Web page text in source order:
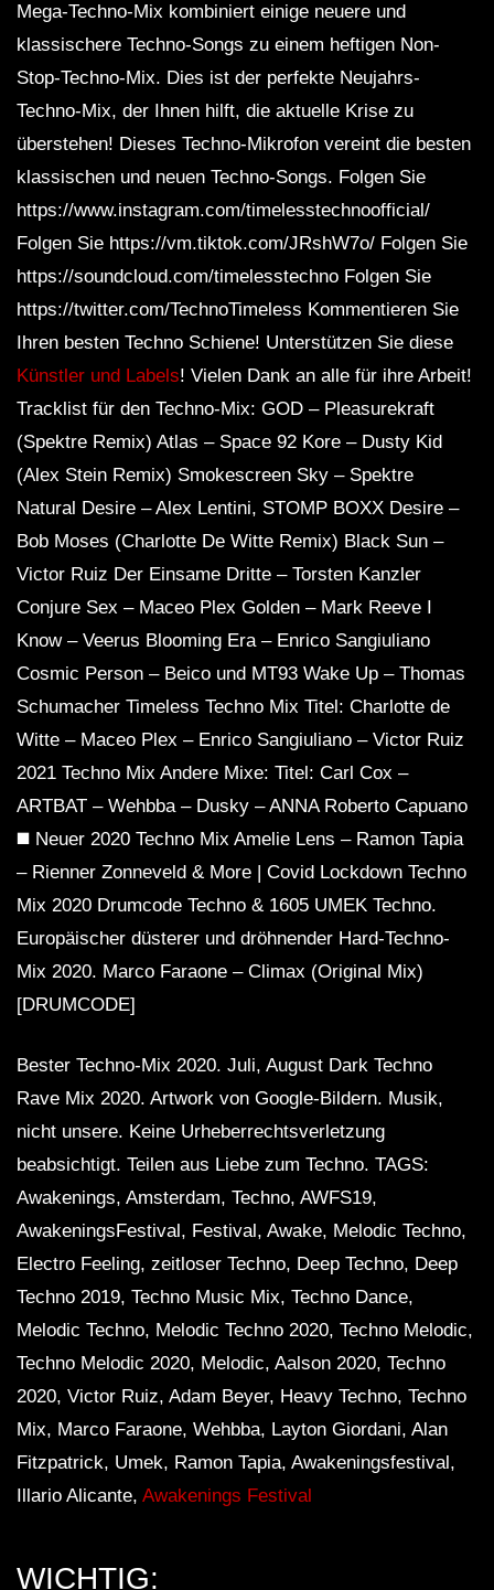
Mega-Techno-Mix kombiniert einige neuere und
klassischere Techno-Songs zu einem heftigen Non-
Stop-Techno-Mix. Dies ist der perfekte Neujahrs-
Techno-Mix, der Ihnen hilft, die aktuelle Krise zu
überstehen! Dieses Techno-Mikrofon vereint die besten
klassischen und neuen Techno-Songs. Folgen Sie
https://www.instagram.com/timelesstechnoofficial/
Folgen Sie https://vm.tiktok.com/JRshW7o/ Folgen Sie
https://soundcloud.com/timelesstechno Folgen Sie
https://twitter.com/TechnoTimeless Kommentieren Sie
Ihren besten Techno Schiene! Unterstützen Sie diese
Künstler und Labels! Vielen Dank an alle für ihre Arbeit!
Tracklist für den Techno-Mix: GOD – Pleasurekraft
(Spektre Remix) Atlas – Space 92 Kore – Dusty Kid
(Alex Stein Remix) Smokescreen Sky – Spektre
Natural Desire – Alex Lentini, STOMP BOXX Desire –
Bob Moses (Charlotte De Witte Remix) Black Sun –
Victor Ruiz Der Einsame Dritte – Torsten Kanzler
Conjure Sex – Maceo Plex Golden – Mark Reeve I
Know – Veerus Blooming Era – Enrico Sangiuliano
Cosmic Person – Beico und MT93 Wake Up – Thomas
Schumacher Timeless Techno Mix Titel: Charlotte de
Witte – Maceo Plex – Enrico Sangiuliano – Victor Ruiz
2021 Techno Mix Andere Mixe: Titel: Carl Cox –
ARTBAT – Wehbba – Dusky – ANNA Roberto Capuano
◼️ Neuer 2020 Techno Mix Amelie Lens – Ramon Tapia
– Rienner Zonneveld & More | Covid Lockdown Techno
Mix 2020 Drumcode Techno & 1605 UMEK Techno.
Europäischer düsterer und dröhnender Hard-Techno-
Mix 2020. Marco Faraone – Climax (Original Mix)
[DRUMCODE]
Bester Techno-Mix 2020. Juli, August Dark Techno
Rave Mix 2020. Artwork von Google-Bildern. Musik,
nicht unsere. Keine Urheberrechtsverletzung
beabsichtigt. Teilen aus Liebe zum Techno. TAGS:
Awakenings, Amsterdam, Techno, AWFS19,
AwakeningsFestival, Festival, Awake, Melodic Techno,
Electro Feeling, zeitloser Techno, Deep Techno, Deep
Techno 2019, Techno Music Mix, Techno Dance,
Melodic Techno, Melodic Techno 2020, Techno Melodic,
Techno Melodic 2020, Melodic, Aalson 2020, Techno
2020, Victor Ruiz, Adam Beyer, Heavy Techno, Techno
Mix, Marco Faraone, Wehbba, Layton Giordani, Alan
Fitzpatrick, Umek, Ramon Tapia, Awakeningsfestival,
Illario Alicante, Awakenings Festival
WICHTIG: